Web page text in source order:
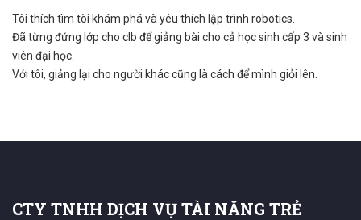
Tôi thích tìm tòi khám phá và yêu thích lập trình robotics.
Đã từng đứng lớp cho clb để giảng bài cho cả học sinh cấp 3 và sinh
viên đại học.
Với tôi, giảng lại cho người khác cũng là cách để mình giỏi lên.
CTY TNHH DỊCH VỤ TÀI NĂNG TRẺ